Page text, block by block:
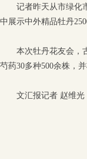
记者昨天从市绿化市
中展示中外精品牡丹
本次牡丹花友会，古
芍药30多种500余株，
文汇报记者 赵维光